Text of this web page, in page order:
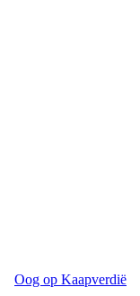
Oog op Kaapverdië